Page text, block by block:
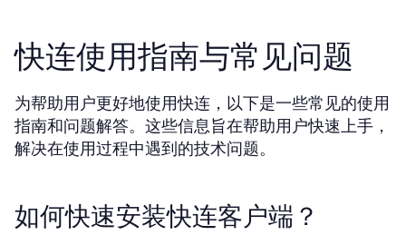
快连使用指南与常见问题
为帮助用户更好地使用快连，以下是一些常见的使用
指南和问题解答。这些信息旨在帮助用户快速上手，
解决在使用过程中遇到的技术问题。
如何快速安装快连客户端？